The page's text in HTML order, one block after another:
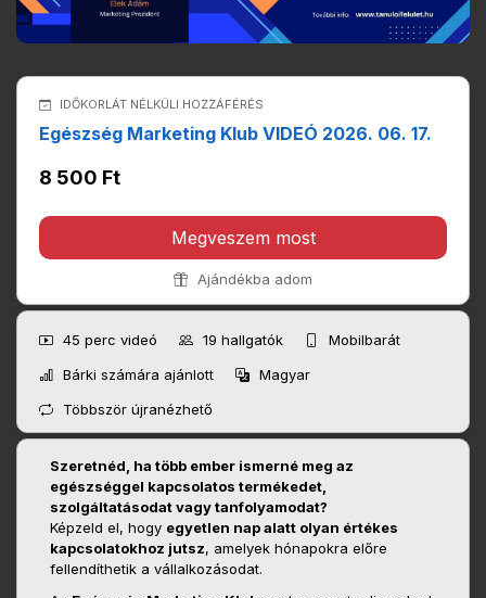
IDŐKORLÁT NÉLKÜLI HOZZÁFÉRÉS
Egészség Marketing Klub VIDEÓ 2026. 06. 17.
8 500 Ft
Megveszem most
Ajándékba adom
45 perc videó 19 hallgatók
Mobilbarát
Bárki számára ajánlott
Magyar
Többször újranézhető
Szeretnéd, ha több ember ismerné meg az
egészséggel kapcsolatos termékedet,
szolgáltatásodat vagy tanfolyamodat?
Képzeld el, hogy egyetlen nap alatt olyan értékes
kapcsolatokhoz jutsz, amelyek hónapokra előre
fellendíthetik a vállalkozásodat.